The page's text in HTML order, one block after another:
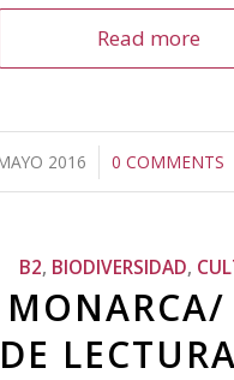
Read more
2016
/ 0 COMMENTS
/
B2, BIODIVERSIDAD,
DE